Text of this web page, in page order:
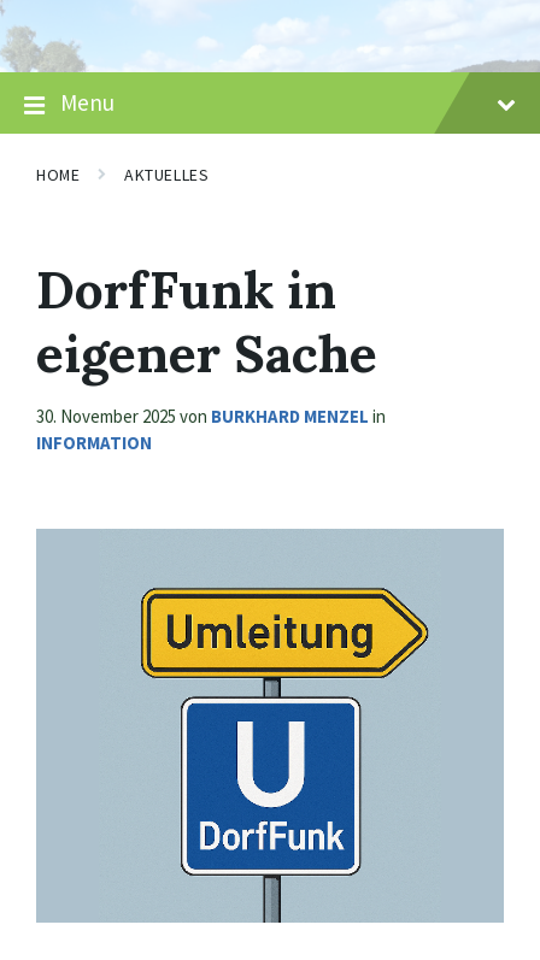
Skip
to
content
Skip
to
main
navigation
Skip
to
footer
Menu
HOME AKTUELLES
DorfFunk in
eigener Sache
30. November 2025 von BURKHARD MENZEL in
INFORMATION